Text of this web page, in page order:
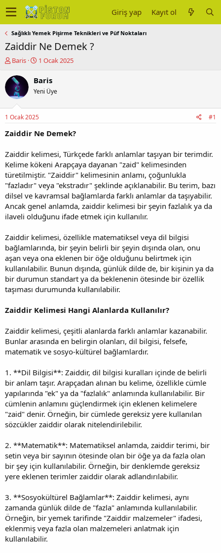
Giriş yap Kayıt ol
Sağlıklı Yemek Pişirme Teknikleri ve Püf Noktaları
Zaiddir Ne Demek ?
K
n
u
y
b
a
ş
t
a
n
Baris
B
ş
a
g
ç
r
i
h
i
1 Ocak 2025
Baris
Yeni Üye
1 Ocak 2025 #1
Zaiddir Ne Demek?
Zaiddir kelimesi, Türkçede farklı anlamlar taşıyan bir terimdir.
Kelime kökeni Arapçaya dayanan "zaid" kelimesinden
türetilmiştir. "Zaiddir" kelimesinin anlamı, çoğunlukla
"fazladır" veya "ekstradır" şeklinde açıklanabilir. Bu terim, bazı
dilsel ve kavramsal bağlamlarda farklı anlamlar da taşıyabilir.
Ancak genel anlamda, zaiddir kelimesi bir şeyin fazlalık ya da
ilaveli olduğunu ifade etmek için kullanılır.
Zaiddir kelimesi, özellikle matematiksel veya dil bilgisi
bağlamlarında, bir şeyin belirli bir şeyin dışında olan, onu
aşan veya ona eklenen bir öğe olduğunu belirtmek için
kullanılabilir. Bunun dışında, günlük dilde de, bir kişinin ya da
bir durumun standart ya da beklenenin ötesinde bir özellik
taşıması durumunda kullanılabilir.
Zaiddir Kelimesi Hangi Alanlarda Kullanılır?
Zaiddir kelimesi, çeşitli alanlarda farklı anlamlar kazanabilir.
Bunlar arasında en belirgin olanları, dil bilgisi, felsefe,
matematik ve sosyo-kültürel bağlamlardır.
1. **Dil Bilgisi**: Zaiddir, dil bilgisi kuralları içinde de belirli
bir anlam taşır. Arapçadan alınan bu kelime, özellikle cümle
yapılarında "ek" ya da "fazlalık" anlamında kullanılabilir. Bir
cümlenin anlamını güçlendirmek için eklenen kelimelere
"zaid" denir. Örneğin, bir cümlede gereksiz yere kullanılan
sözcükler zaiddir olarak nitelendirilebilir.
2. **Matematik**: Matematiksel anlamda, zaiddir terimi, bir
setin veya bir sayının ötesinde olan bir öğe ya da fazla olan
bir şey için kullanılabilir. Örneğin, bir denklemde gereksiz
yere eklenen terimler zaiddir olarak adlandırılabilir.
3. **Sosyokültürel Bağlamlar**: Zaiddir kelimesi, aynı
zamanda günlük dilde de "fazla" anlamında kullanılabilir.
Örneğin, bir yemek tarifinde "Zaiddir malzemeler" ifadesi,
eklenmiş veya fazla olan malzemeleri anlatmak için
kullanılabilir.